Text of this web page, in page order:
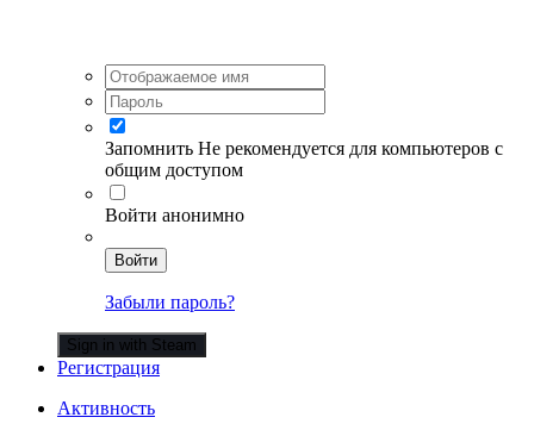
Запомнить Не рекомендуется для компьютеров с
общим доступом
Войти анонимно
Войти
Забыли пароль?
Sign in with Steam
Регистрация
Активность